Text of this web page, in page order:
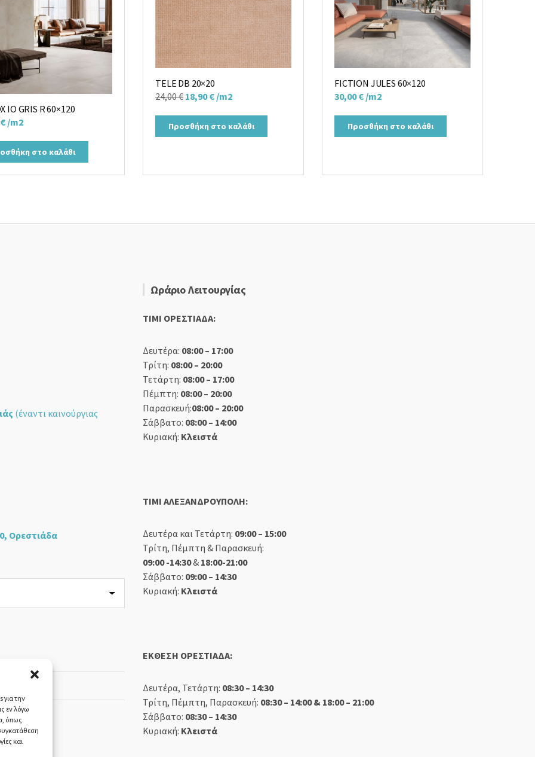
για την
εν λόγω
όπως
και
IO GRIS R 60×120
€ /m2
στο καλάθι
TELE DB 20×20
24,00€ Original
was:
24,00 €.
18,90€Η
τιμή
είναι:
/m2
Προσθήκη στο καλάθι
FICTION JULES 60×120
30,00€ /m2
Προσθήκη στο καλάθι
(έναντι καινούργιας
Ορεστιάδα
Ωράριο Λειτουργίας
TIMI ΟΡΕΣΤΙΑΔΑ:
Δευτέρα: 08:00 – 17:00
Τρίτη: 08:00 – 20:00
Τετάρτη: 08:00 – 17:00
Πέμπτη: 08:00 – 20:00
Παρασκευή:08:00 – 20:00
Σάββατο: 08:00 – 14:00
Κυριακή: Κλειστά
TIMI ΑΛΕΞΑΝΔΡΟΥΠΟΛΗ:
Δευτέρα και Τετάρτη: 09:00 – 15:00
Τρίτη, Πέμπτη & Παρασκευή:
09:00 -14:30& 18:00-21:00
Σάββατο: 09:00 – 14:30
Κυριακή: Κλειστά
ΕΚΘΕΣΗ ΟΡΕΣΤΙΑΔΑ:
Δευτέρα, Τετάρτη: 08:30 – 14:30
Τρίτη, Πέμπτη, Παρασκευή: 08:30 – 14:00 & 18:00 – 21:00
Σάββατο: 08:30 – 14:30
Κυριακή: Κλειστά